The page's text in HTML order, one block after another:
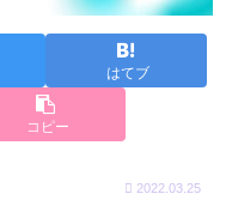
はてブ
コピー
2022.03.25